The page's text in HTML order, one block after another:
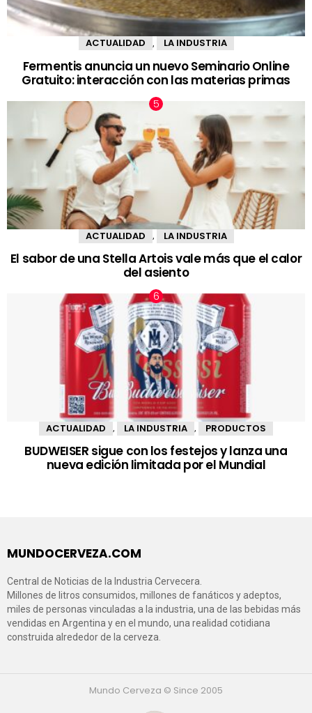
ACTUALIDAD LA INDUSTRIA
Fermentis anuncia un nuevo Seminario Online
Gratuito: interacción con las materias primas
ACTUALIDAD LA INDUSTRIA
El sabor de una Stella Artois vale más que el calor
del asiento
ACTUALIDAD , LA INDUSTRIA , PRODUCTOS
BUDWEISER sigue con los festejos y lanza una
nueva edición limitada por el Mundial
MUNDOCERVEZA.COM
Central de Noticias de la Industria Cervecera.
Millones de litros consumidos, millones de fanáticos y adeptos,
miles de personas vinculadas a la industria, una de las bebidas más
vendidas en Argentina y en el mundo, una realidad cotidiana
construida alrededor de la cerveza.
Mundo Cerveza © Since 2005